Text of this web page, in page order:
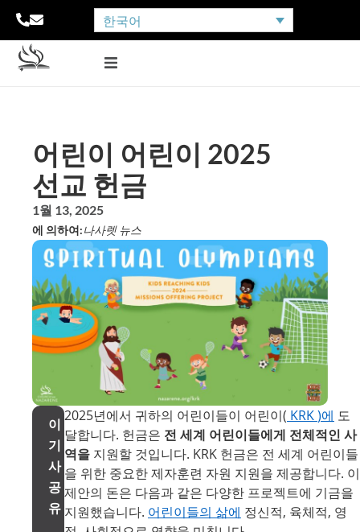
한국어
어린이 어린이 2025
선교 헌금
1월 13, 2025
에 의하여:나사렛 뉴스
이
기
사
공
유
2025년에서 귀하의 어린이들이 어린이( KRK)에 도
달합니다. 헌금은 전 세계 어린이들에게 전체적인 사
역을 지원할 것입니다. KRK 헌금은 전 세계 어린이들
을 위한 중요한 제자훈련 자원 지원을 제공합니다. 이
제안의 돈은 다음과 같은 다양한 프로젝트에 기금을
지원했습니다. 어린이들의 삶에 정신적, 육체적, 영